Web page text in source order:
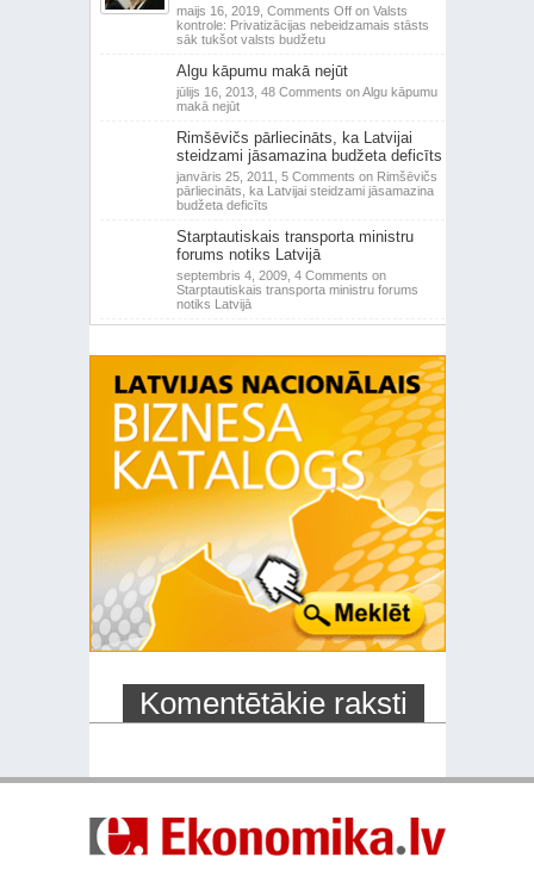
maijs 16, 2019, Comments Offon Valsts
kontrole: Privatizācijas nebeidzamais stāsts
sāk tukšot valsts budžetu
Algu kāpumu makā nejūt
jūlijs 16, 2013, 48 Comments on Algu kāpumu
makā nejūt
Rimšēvičs pārliecināts, ka Latvijai
steidzami jāsamazina budžeta deficīts
janvāris 25, 2011, 5 Comments on Rimšēvičs
pārliecināts, ka Latvijai steidzami jāsamazina
budžeta deficīts
Starptautiskais transporta ministru
forums notiks Latvijā
septembris 4, 2009, 4 Comments on
Starptautiskais transporta ministru forums
notiks Latvijā
Komentētākie raksti